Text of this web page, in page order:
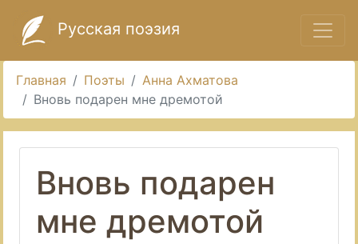
Русская поэзия
Главная Поэты
Анна Ахматова
Вновь подарен мне дремотой
Вновь подарен
мне дремотой